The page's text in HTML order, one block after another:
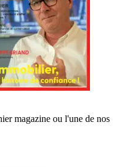
magazine ou l'une de nos